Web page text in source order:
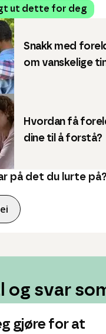
ut dette for deg
Snakk med
om vanskelige
Hvordan få
dine til å forstå?
på det du lurte på?
og svar
gjøre for at